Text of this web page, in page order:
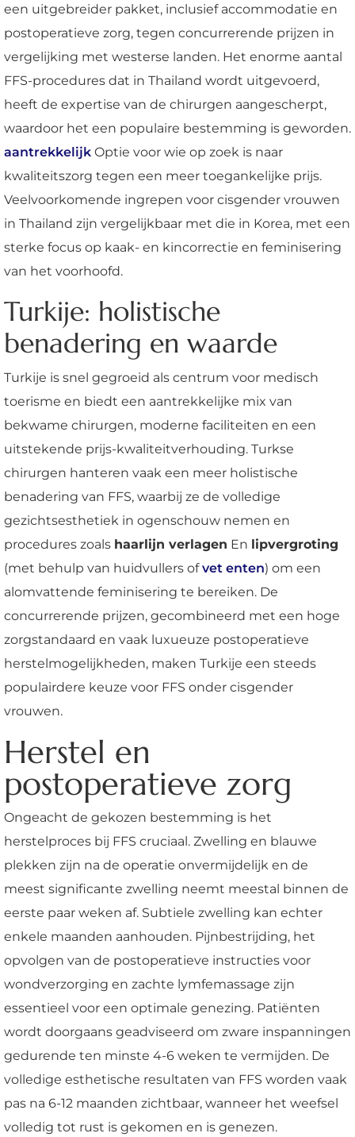
een uitgebreider pakket, inclusief accommodatie en
postoperatieve zorg, tegen concurrerende prijzen in
vergelijking met westerse landen. Het enorme aantal
FFS-procedures dat in Thailand wordt uitgevoerd,
heeft de expertise van de chirurgen aangescherpt,
waardoor het een populaire bestemming is geworden.
aantrekkelijk Optie voor wie op zoek is naar
kwaliteitszorg tegen een meer toegankelijke prijs.
Veelvoorkomende ingrepen voor cisgender vrouwen
in Thailand zijn vergelijkbaar met die in Korea, met een
sterke focus op kaak- en kincorrectie en feminisering
van het voorhoofd.
Turkije: holistische
benadering en waarde
Turkije is snel gegroeid als centrum voor medisch
toerisme en biedt een aantrekkelijke mix van
bekwame chirurgen, moderne faciliteiten en een
uitstekende prijs-kwaliteitverhouding. Turkse
chirurgen hanteren vaak een meer holistische
benadering van FFS, waarbij ze de volledige
gezichtsesthetiek in ogenschouw nemen en
procedures zoals haarlijn verlagen En lipvergroting
(met behulp van huidvullers ofvet enten) om een
alomvattende feminisering te bereiken. De
concurrerende prijzen, gecombineerd met een hoge
zorgstandaard en vaak luxueuze postoperatieve
herstelmogelijkheden, maken Turkije een steeds
populairdere keuze voor FFS onder cisgender
vrouwen.
Herstel en
postoperatieve zorg
Ongeacht de gekozen bestemming is het
herstelproces bij FFS cruciaal. Zwelling en blauwe
plekken zijn na de operatie onvermijdelijk en de
meest significante zwelling neemt meestal binnen de
eerste paar weken af. Subtiele zwelling kan echter
enkele maanden aanhouden. Pijnbestrijding, het
opvolgen van de postoperatieve instructies voor
wondverzorging en zachte lymfemassage zijn
essentieel voor een optimale genezing. Patiënten
wordt doorgaans geadviseerd om zware inspanningen
gedurende ten minste 4-6 weken te vermijden. De
volledige esthetische resultaten van FFS worden vaak
pas na 6-12 maanden zichtbaar, wanneer het weefsel
volledig tot rust is gekomen en is genezen.